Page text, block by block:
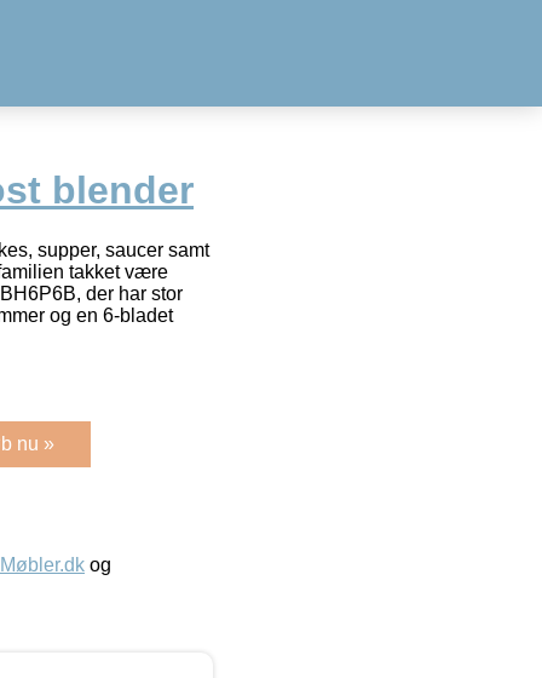
blender
supper, saucer samt
takket være
der har stor
og en 6-bladet
nu »
og